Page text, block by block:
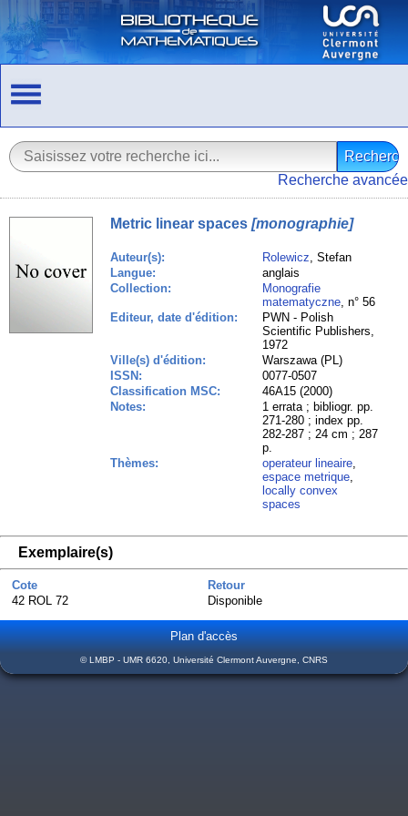
Recherche avancée
Metric linear spaces [monographie]
Auteur(s): Rolewicz, Stefan
Langue:
anglais
Collection:
Monografie
matematyczne, n° 56
Editeur, date d'édition:
PWN - Polish
Scientific Publishers,
1972
Ville(s) d'édition:
Warszawa (PL)
ISSN:
0077-0507
Classification MSC:
46A15 (2000)
Notes:
1 errata ; bibliogr. pp.
271-280 ; index pp.
282-287 ; 24 cm ; 287
p.
Thèmes:
operateur lineaire,
espace metrique,
locally convex
spaces
Exemplaire(s)
Cote
Retour
42 ROL 72
Disponible
Plan d'accès
© LMBP - UMR 6620, Université Clermont Auvergne, CNRS